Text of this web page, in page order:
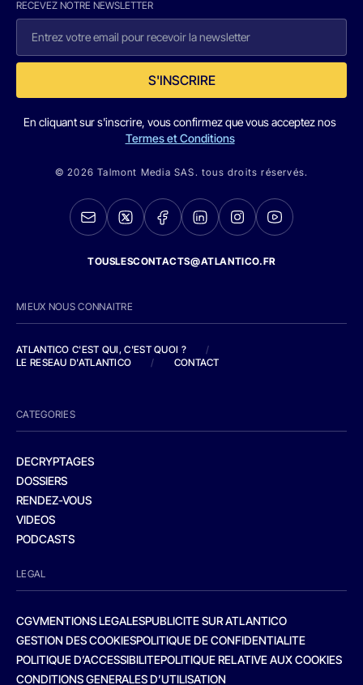
RECEVEZ NOTRE NEWSLETTER
S'INSCRIRE
En cliquant sur s'inscrire, vous confirmez que vous acceptez nos
Termes et Conditions
© 2026 Talmont Media SAS. tous droits réservés.
TOUSLESCONTACTS@ATLANTICO.FR
MIEUX NOUS CONNAITRE
ATLANTICO C'EST QUI, C'EST QUOI ?
/
LE RESEAU D'ATLANTICO
/ CONTACT
CATEGORIES
DECRYPTAGES
DOSSIERS
RENDEZ-VOUS
VIDEOS
PODCASTS
LEGAL
CGVMENTIONS LEGALESPUBLICITE SUR ATLANTICO
GESTION DES COOKIESPOLITIQUE DE CONFIDENTIALITE
POLITIQUE D’ACCESSIBILITEPOLITIQUE RELATIVE AUX COOKIES
CONDITIONS GENERALES D’UTILISATION